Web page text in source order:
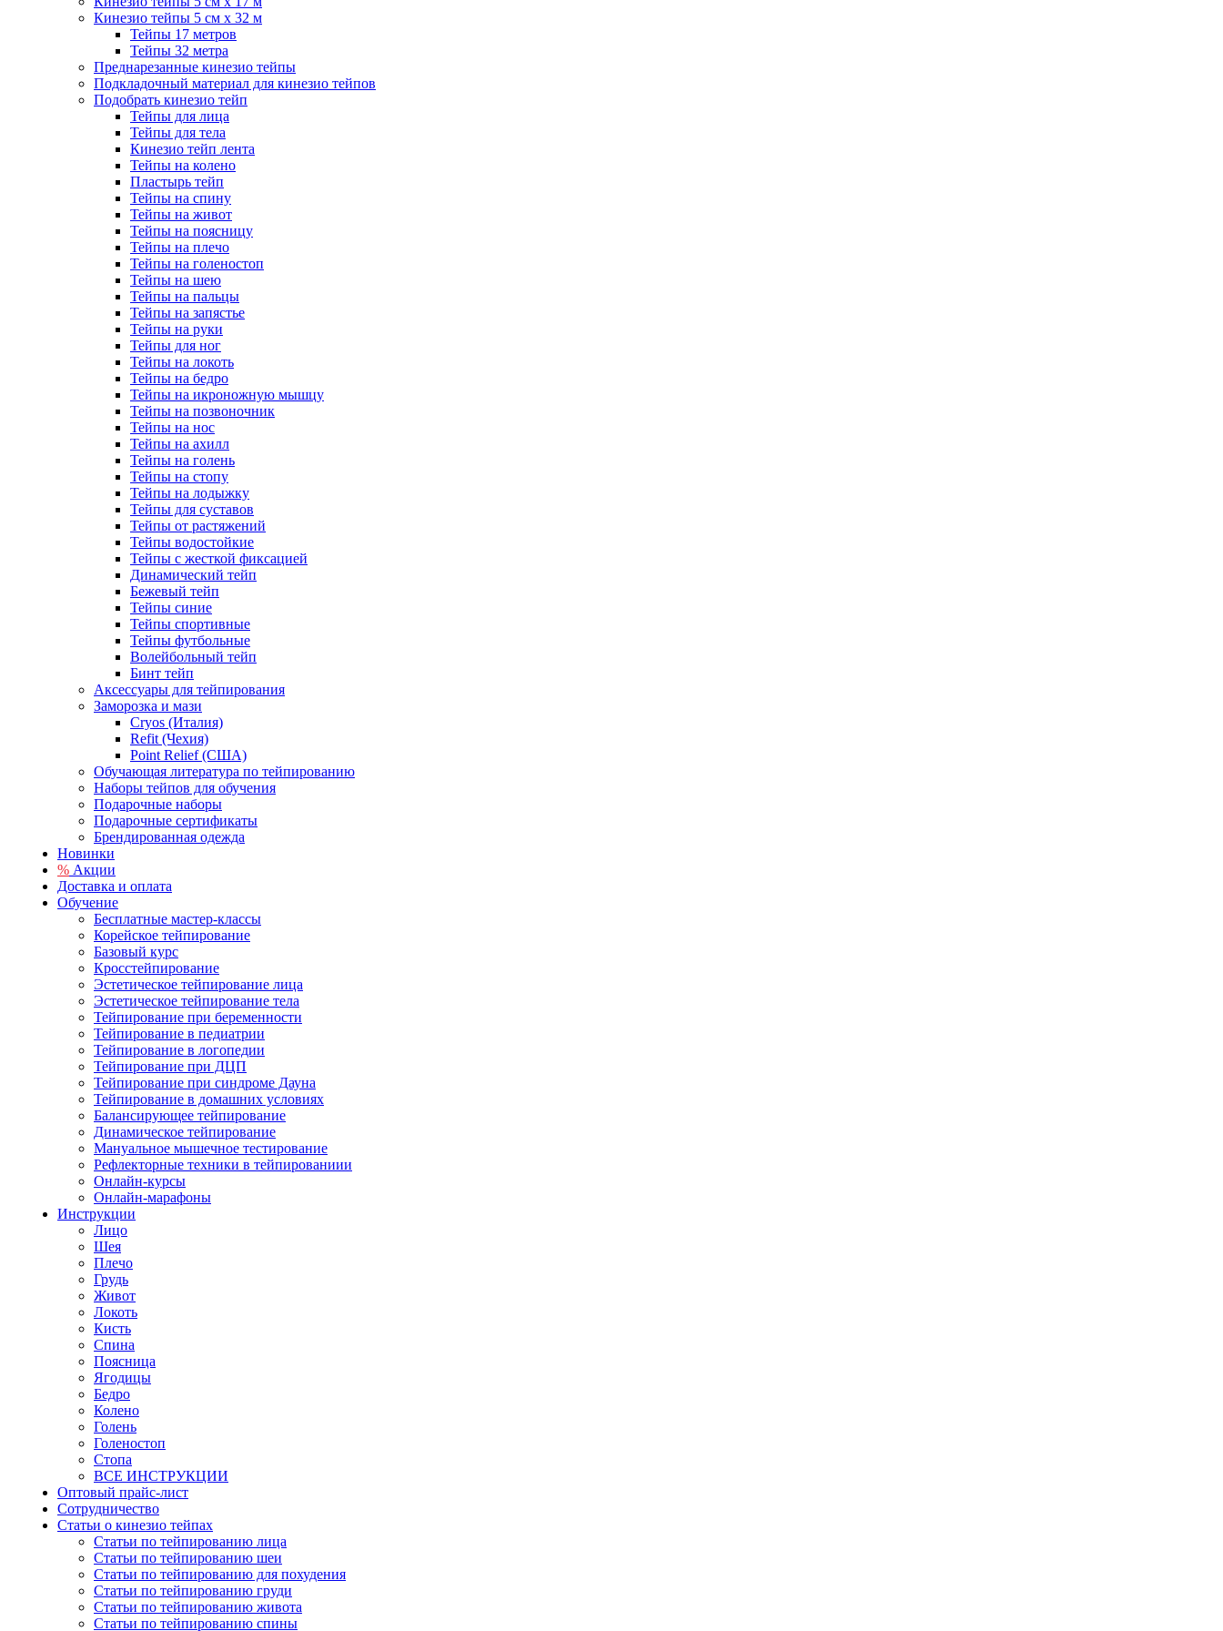
Кинезио тейпы 5 см х 32 м
Тейпы 17 метров
Тейпы 32 метра
Преднарезанные кинезио тейпы
Подкладочный материал для кинезио тейпов
Подобрать кинезио тейп
Тейпы для лица
Тейпы для тела
Кинезио тейп лента
Тейпы на колено
Пластырь тейп
Тейпы на спину
Тейпы на живот
Тейпы на поясницу
Тейпы на плечо
Тейпы на голеностоп
Тейпы на шею
Тейпы на пальцы
Тейпы на запястье
Тейпы на руки
Тейпы для ног
Тейпы на локоть
Тейпы на бедро
Тейпы на икроножную мышцу
Тейпы на позвоночник
Тейпы на нос
Тейпы на ахилл
Тейпы на голень
Тейпы на стопу
Тейпы на лодыжку
Тейпы для суставов
Тейпы от растяжений
Тейпы водостойкие
Тейпы с жесткой фиксацией
Динамический тейп
Бежевый тейп
Тейпы синие
Тейпы спортивные
Тейпы футбольные
Волейбольный тейп
Бинт тейп
Аксессуары для тейпирования
Заморозка и мази
Cryos (Италия)
Refit (Чехия)
Point Relief (США)
Обучающая литература по тейпированию
Наборы тейпов для обучения
Подарочные наборы
Подарочные сертификаты
Брендированная одежда
Новинки
% Акции
Доставка и оплата
Обучение
Бесплатные мастер-классы
Корейское тейпирование
Базовый курс
Кросстейпирование
Эстетическое тейпирование лица
Эстетическое тейпирование тела
Тейпирование при беременности
Тейпирование в педиатрии
Тейпирование в логопедии
Тейпирование при ДЦП
Тейпирование при синдроме Дауна
Тейпирование в домашних условиях
Балансирующее тейпирование
Динамическое тейпирование
Мануальное мышечное тестирование
Рефлекторные техники в тейпированиии
Онлайн-курсы
Онлайн-марафоны
Инструкции
Лицо
Шея
Плечо
Грудь
Живот
Локоть
Кисть
Спина
Поясница
Ягодицы
Бедро
Колено
Голень
Голеностоп
Стопа
ВСЕ ИНСТРУКЦИИ
Оптовый прайс-лист
Сотрудничество
Статьи о кинезио тейпах
Статьи по тейпированию лица
Статьи по тейпированию шеи
Статьи по тейпированию для похудения
Статьи по тейпированию груди
Статьи по тейпированию живота
Статьи по тейпированию спины